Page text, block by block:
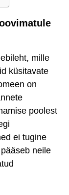
mille
küsitavate
on
poolest
ei tugine
neile